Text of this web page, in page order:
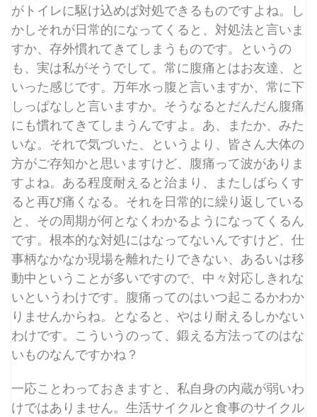
がトイレに駆け込めば対処できるものですよね。し
かしそれが日常的になってくると、対処法と言いま
すか、存外慣れてきてしまうものです。というの
も、実は私がそうでして。常に腹痛とはお友達、と
いった感じです。万年水っ腹と言いますか、常に下
しっぱなしと言いますか。そうなるとだんだん腹痛
にも慣れてきてしまうんですよ。あ、またか、みた
いな。それで気づいた、というより、皆さん大体の
方がご存知かと思いますけど、腹痛って波がありま
すよね。ある程度耐えると治まり、またしばらくす
ると再び痛くなる。それを日常的に繰り返している
と、その周期が何となくわかるようになってくるん
です。根本的な対処にはなってないんですけど、仕
事柄なかなか現場を離れたりできない、あるいは移
動中ということが多いですので、中々対応しきれな
いというわけです。腹痛ってのはいつ起こるかわか
りませんからね。となると、やはり耐えるしかない
わけです。こういうのって、鍛える方法ってのはな
いものなんですかね？
一応ことわっておきますと、私自身の内蔵が弱いわ
けではありません。生活サイクルと食事のサイクル